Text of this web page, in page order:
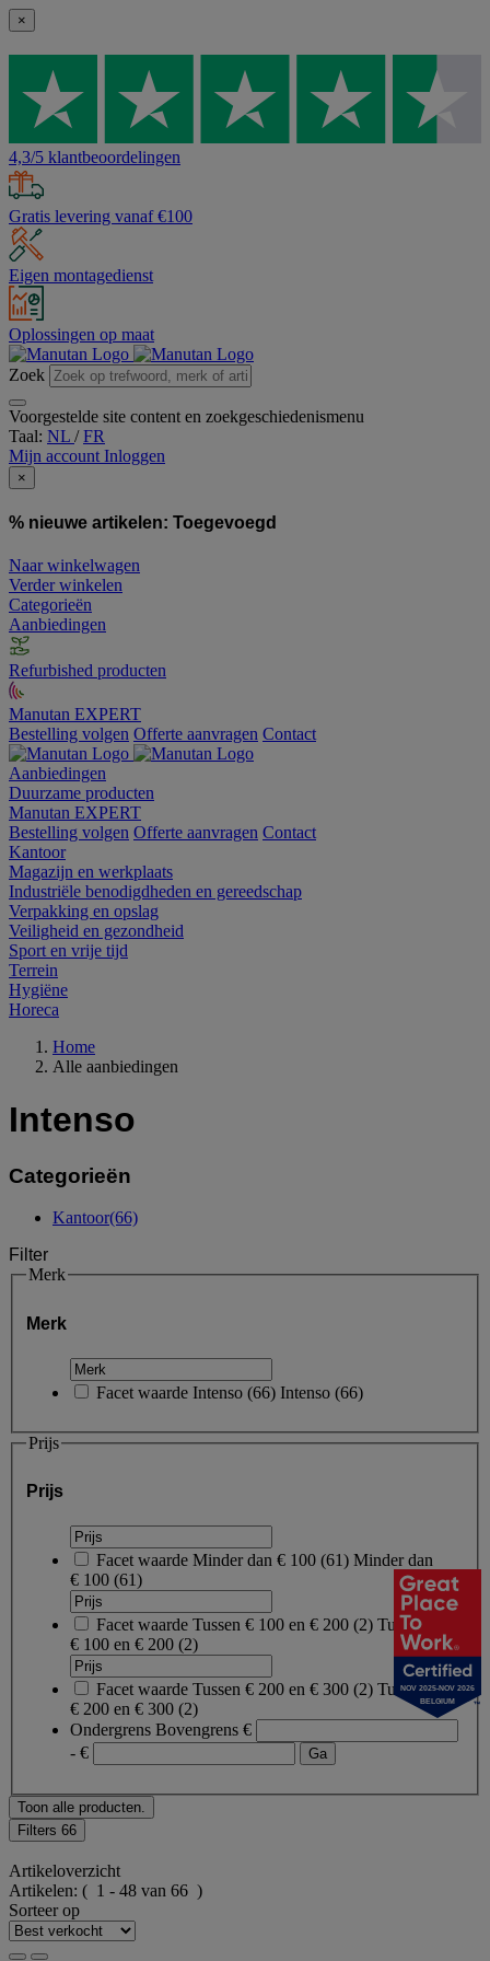
×
4,3/5 klantbeoordelingen
Gratis levering vanaf €100
Eigen montagedienst
Oplossingen op maat
Zoek
Voorgestelde site content en zoekgeschiedenismenu
Taal: NL /FR
Mijn account Inloggen
×
% nieuwe artikelen: Toegevoegd
Naar winkelwagen
Verder winkelen
Categorieën
Aanbiedingen
Refurbished producten
Manutan EXPERT
Bestelling volgen Offerte aanvragen Contact
Aanbiedingen
Duurzame producten
Manutan EXPERT
Bestelling volgen Offerte aanvragen Contact
Kantoor
Magazijn en werkplaats
Industriële benodigdheden en gereedschap
Verpakking en opslag
Veiligheid en gezondheid
Sport en vrije tijd
Terrein
Hygiëne
Horeca
Home
Alle aanbiedingen
Intenso
Categorieën
Kantoor(66)
Filter
Merk
Merk
Facet waarde Intenso (66) Intenso (66)
Prijs
Prijs
Facet waarde Minder dan € 100 (61) Minder dan
€ 100 (61)
Facet waarde Tussen € 100 en € 200 (2) Tussen
€ 100 en € 200 (2)
Facet waarde Tussen € 200 en € 300 (2) Tussen
€ 200 en € 300 (2)
Ondergrens Bovengrens €
- €
Toon alle producten.
Filters 66
Artikeloverzicht
Artikelen: ( 1 - 48 van 66 )
Sorteer op
NOV 2025-NOV 2026
BELGIUM